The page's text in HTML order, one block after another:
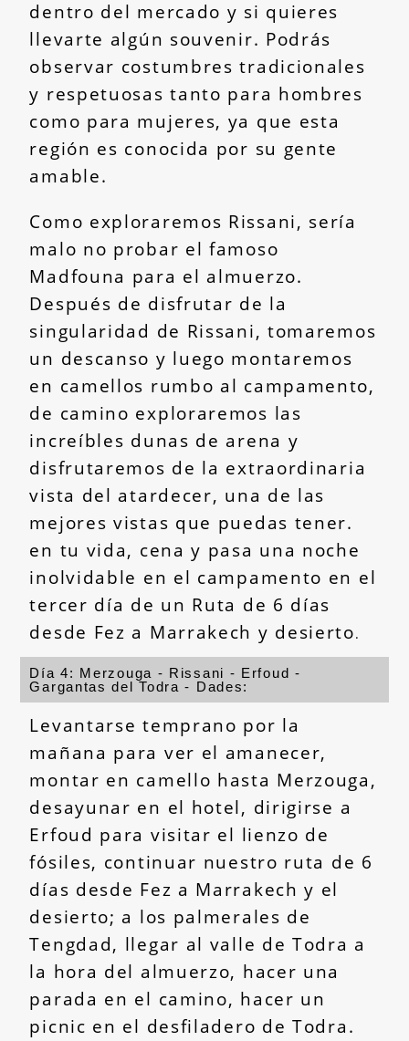
dentro del mercado y si quieres
llevarte algún souvenir. Podrás
observar costumbres tradicionales
y respetuosas tanto para hombres
como para mujeres, ya que esta
región es conocida por su gente
amable.
Como exploraremos Rissani, sería
malo no probar el famoso
Madfouna para el almuerzo.
Después de disfrutar de la
singularidad de Rissani, tomaremos
un descanso y luego montaremos
en camellos rumbo al campamento,
de camino exploraremos las
increíbles dunas de arena y
disfrutaremos de la extraordinaria
vista del atardecer, una de las
mejores vistas que puedas tener.
en tu vida, cena y pasa una noche
inolvidable en el campamento en el
tercer día de un Ruta de 6 días
desde Fez a Marrakech y desierto.
Día 4: Merzouga - Rissani - Erfoud -
Gargantas del Todra - Dades:
Levantarse temprano por la
mañana para ver el amanecer,
montar en camello hasta Merzouga,
desayunar en el hotel, dirigirse a
Erfoud para visitar el lienzo de
fósiles, continuar nuestro ruta de 6
días desde Fez a Marrakech y el
desierto; a los palmerales de
Tengdad, llegar al valle de Todra a
la hora del almuerzo, hacer una
parada en el camino, hacer un
picnic en el desfiladero de Todra.